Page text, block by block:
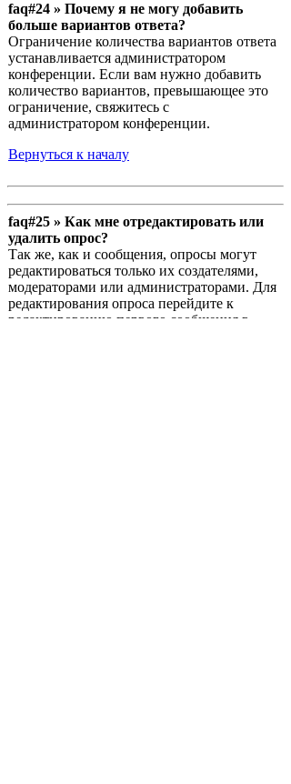
faq#24 » Почему я не могу добавить
больше вариантов ответа?
Ограничение количества вариантов ответа
устанавливается администратором
конференции. Если вам нужно добавить
количество вариантов, превышающее это
ограничение, свяжитесь с
администратором конференции.
Вернуться к началу
faq#25 » Как мне отредактировать или
удалить опрос?
Так же, как и сообщения, опросы могут
редактироваться только их создателями,
модераторами или администраторами. Для
редактирования опроса перейдите к
редактированию первого сообщения в